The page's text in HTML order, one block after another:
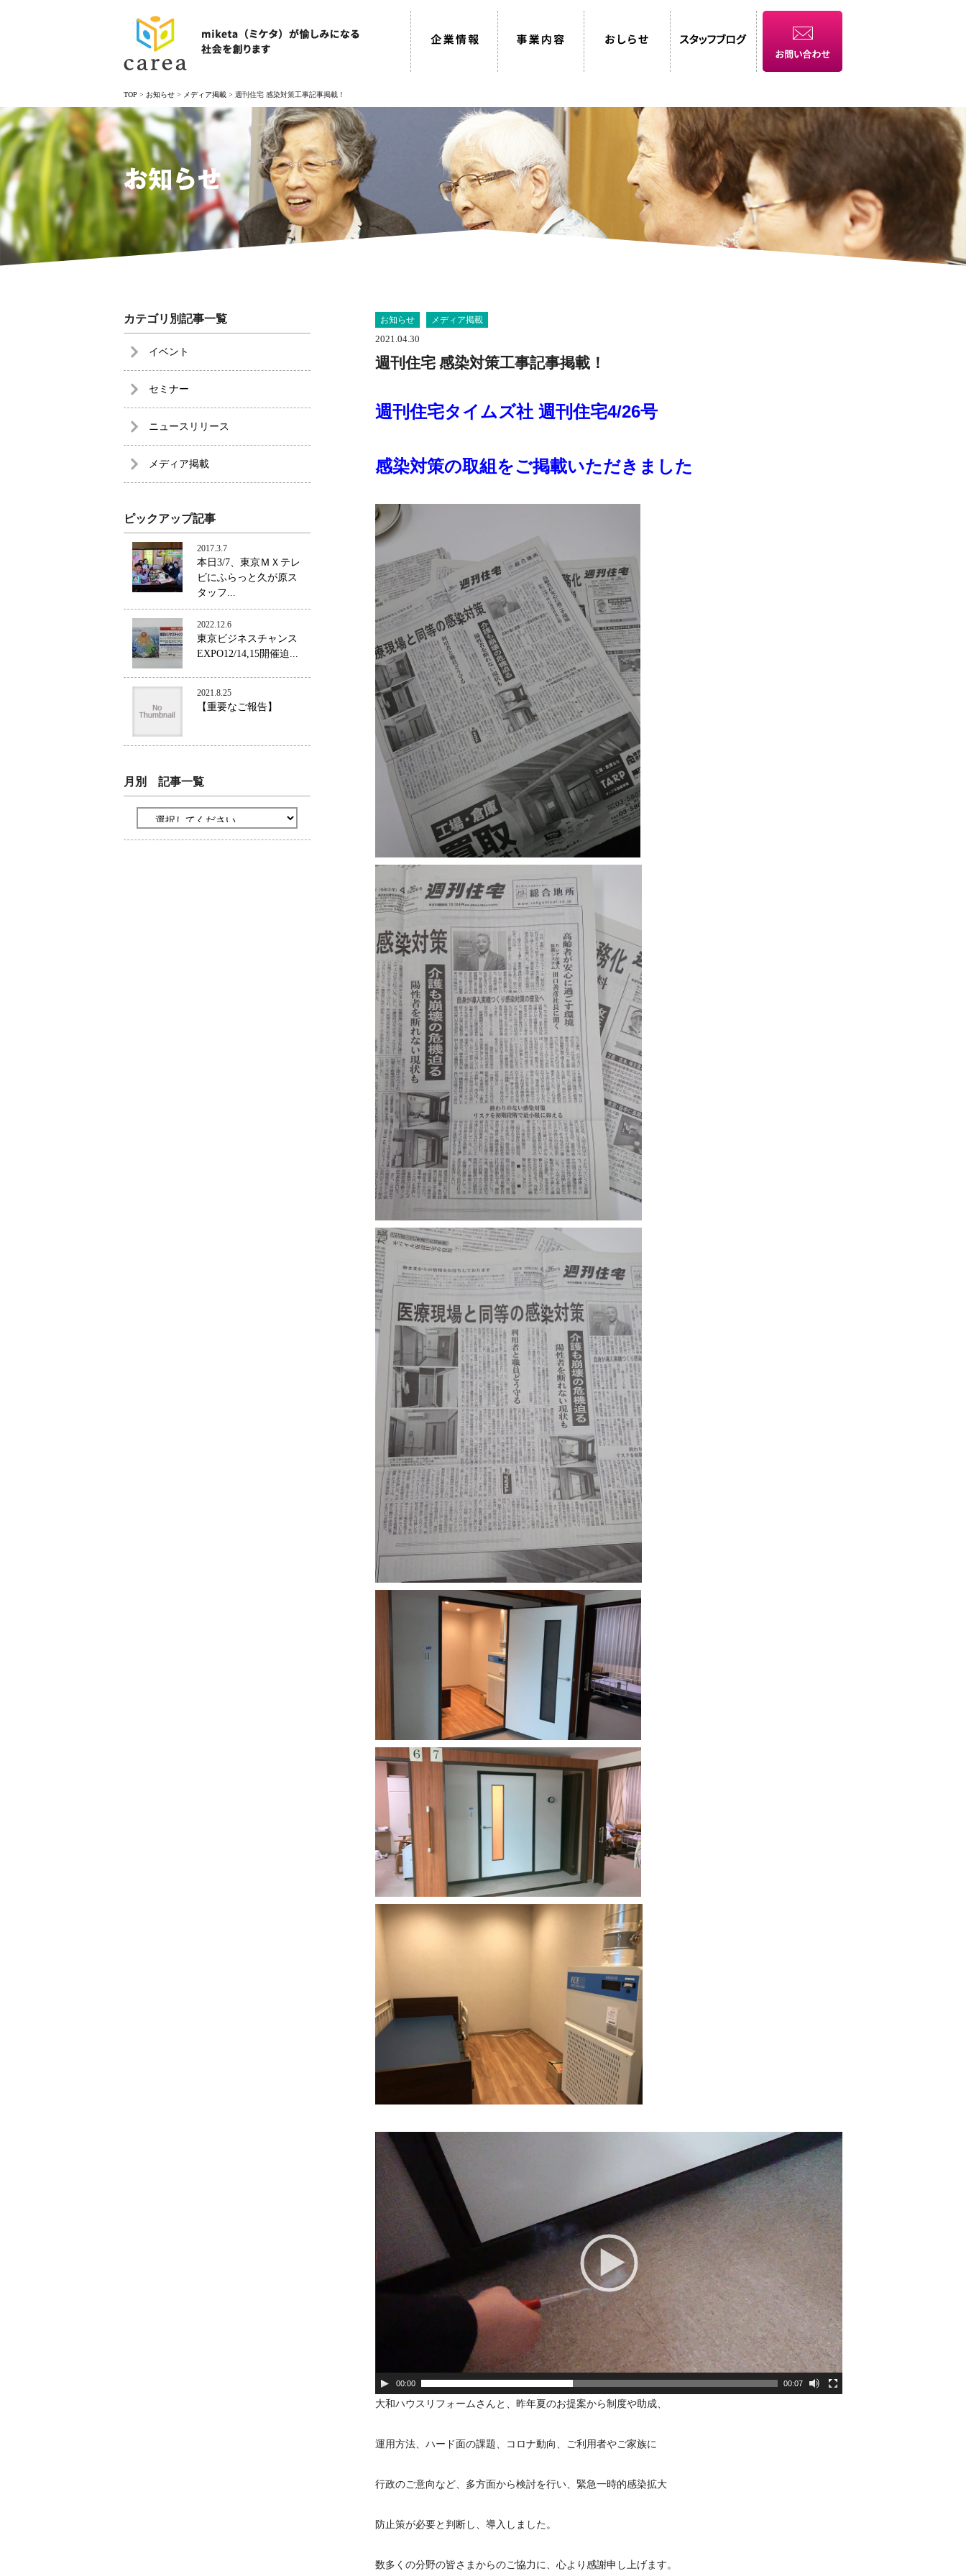
TOP > お知らせ > メディア掲載 > 週刊住宅 感染対策工事記事掲載！
お知らせ
お知らせ メディア掲載
2021.04.30
週刊住宅 感染対策工事記事掲載！
週刊住宅タイムズ社 週刊住宅4/26号
感染対策の取組をご掲載いただきました
動
画
プ
レ
ー
ヤ
ー
00:00 00:07
大和ハウスリフォームさんと、昨年夏のお提案から制度や助成、
運用方法、ハード面の課題、コロナ動向、ご利用者やご家族に
行政のご意向など、多方面から検討を行い、緊急一時的感染拡大
防止策が必要と判断し、導入しました。
数多くの分野の皆さまからのご協力に、心より感謝申し上げます。
カテゴリ別記事一覧
イベント
セミナー
ニュースリリース
メディア掲載
ピックアップ記事
2017.3.7
本日3/7、東京ＭＸテレ
ビにふらっと久が原ス
タッフ...
2022.12.6
東京ビジネスチャンス
EXPO12/14,15開催迫...
2021.8.25
【重要なご報告】
月別 記事一覧